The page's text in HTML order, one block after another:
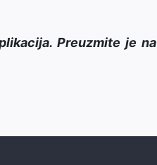
Preuzmite je na